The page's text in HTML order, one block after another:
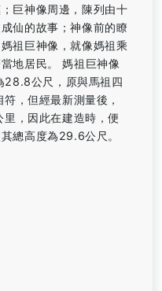
巨神像周邊，陳列由十
仙的故事；神像前的瞭
祖巨神像，就像媽祖乘
地居民。 媽祖巨神像
28.8公尺，原與馬祖四
，但經最新測量後，
，因此在建造時，便
總高度為29.6公尺。